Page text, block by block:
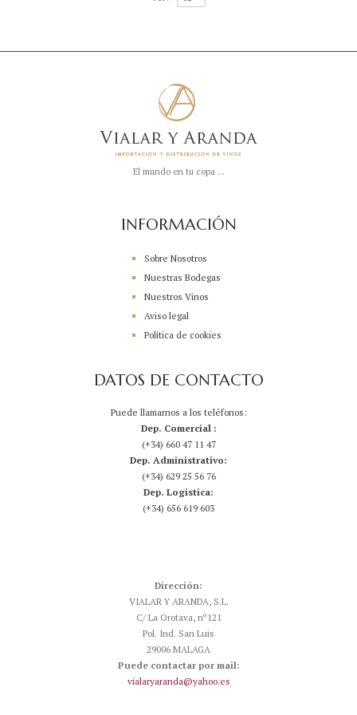
El mundo en tu copa ...
INFORMACIÓN
Sobre Nosotros
Nuestras Bodegas
Nuestros Vinos
Aviso legal
Política de cookies
DATOS DE CONTACTO
Puede llamarnos a los teléfonos:
Dep. Comercial :
(+34) 660 47 11 47
Dep. Administrativo:
(+34) 629 25 56 76
Dep. Logistica:
(+34) 656 619 603
Dirección:
VIALAR Y ARANDA, S.L.
C/ La Orotava, nº121
Pol. Ind. San Luis
29006 MALAGA
Puede contactar por mail:
vialaryaranda@yahoo.es